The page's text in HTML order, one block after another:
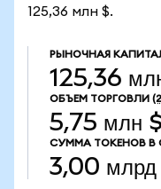
125,36 млн $.
РЫНОЧНАЯ
125,36
ОБЪЕМ ТОРГОВЛИ
5,75 млн $
СУММА ТОКЕНОВ В
3,00 млрд